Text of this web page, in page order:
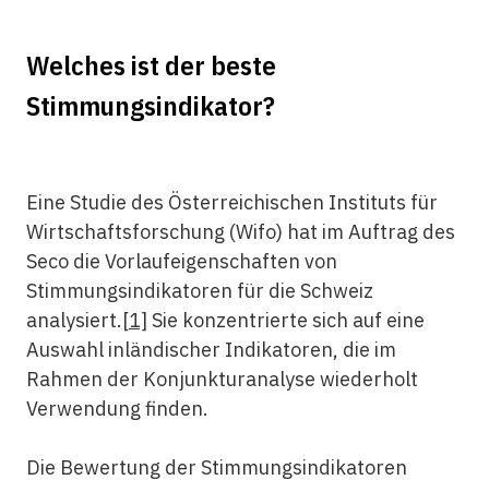
Welches ist der beste
Stimmungsindikator?
Eine Studie des Österreichischen Instituts für
Wirtschaftsforschung (Wifo) hat im Auftrag des
Seco die Vorlaufeigenschaften von
Stimmungsindikatoren für die Schweiz
analysiert.[1] Sie konzentrierte sich auf eine
Auswahl inländischer Indikatoren, die im
Rahmen der Konjunkturanalyse wiederholt
Verwendung finden.
Die Bewertung der Stimmungsindikatoren